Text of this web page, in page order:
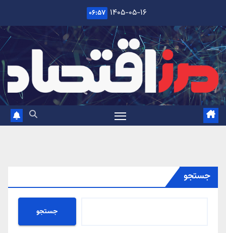
content
۱۴۰۵-۰۵-۱۶ ۰۶:۵۷
جستجو
جستجو